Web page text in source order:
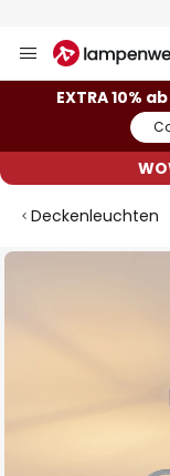
Inhalt
springen
EXTRA 10%
Deckenleuchten
Zum